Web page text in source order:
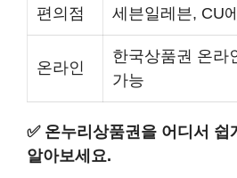
편의점 세븐일레븐, CU
온라인
한국상품권 온라
가능
✅ 온누리상품권을 어디서 쉽
알아보세요.